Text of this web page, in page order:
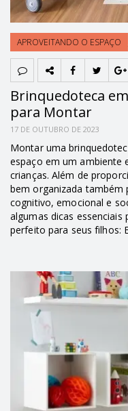
APROVEITANDO O ESPAÇO
Brinquedoteca
para Montar
17 DE OUTUBRO DE 2023
Montar uma
espaço em um ambiente
crianças. Além de
bem organizada
cognitivo, emocional e
algumas dicas
perfeito para seus filhos: